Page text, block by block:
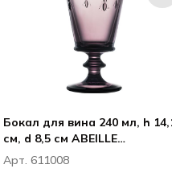
Бокал для вина 240 мл, h 14,1
см, d 8,5 см ABEILLE
AUBERGINE
Арт. 611008